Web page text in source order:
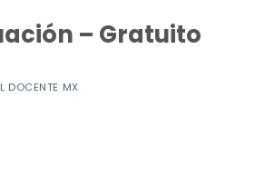
– Gratuito
DOCENTE MX